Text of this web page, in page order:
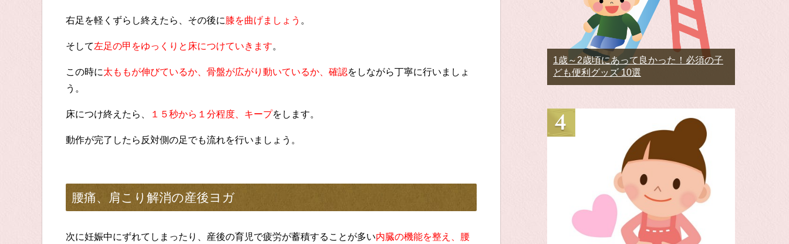
右足を軽くずらし終えたら、その後に膝を曲げましょう 。
そして左足の甲をゆっくりと床につけていきます。
この時に太ももが伸びているか、骨盤が広がり動いているか、確認をしながら丁寧に行いましょ
う。
床につけ終えたら、 １５秒から１分程度、キープをします。
動作が完了したら反対側の足でも流れを行いましょう。
腰痛、肩こり解消の産後ヨガ
次に妊娠中にずれてしまったり、産後の育児で疲労が蓄積することが多い内臓の機能を整え、腰
1歳～2歳頃にあって良かった！必須の子
ども便利グッズ 10選